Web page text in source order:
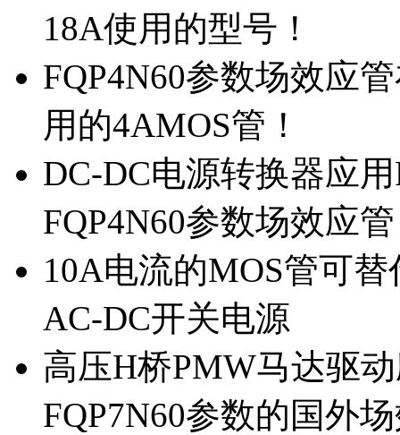
18A使用的型号！
FQP4N60参数场效应
用的4AMOS管！
DC-DC电源转换器应
FQP4N60参数场效应
10A电流的MOS管可
AC-DC开关电源
高压H桥PMW马达驱
FQP7N60参数的国外